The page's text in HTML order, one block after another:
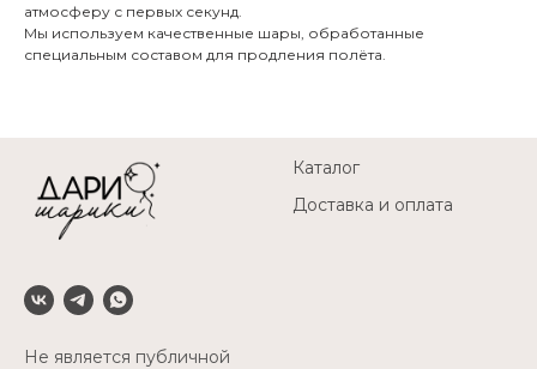
атмосферу с первых секунд.
Мы используем качественные шары, обработанные
специальным составом для продления полёта.
Не является публичной
Каталог
Доставка и оплата